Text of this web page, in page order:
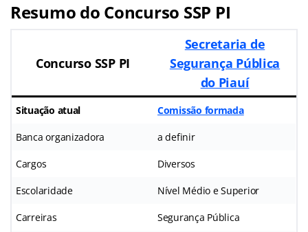
Resumo do Concurso SSP PI
Concurso SSP PI
Secretaria de
Segurança Pública
do Piauí
Situação atual Comissão formada
Banca organizadora a definir
Cargos Diversos
Escolaridade Nível Médio e Superior
Carreiras Segurança Pública